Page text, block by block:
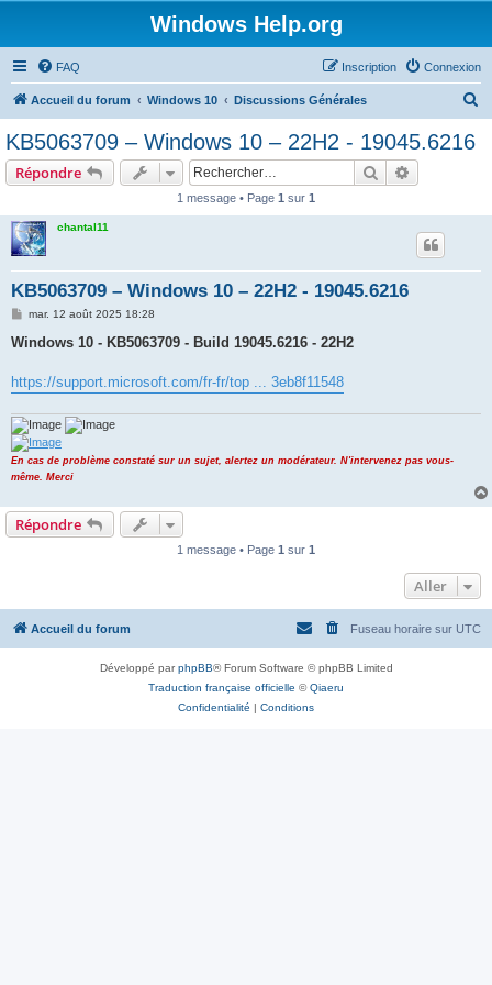
Windows Help.org
FAQ Connexion
Inscription
Accueil du forum Windows 10 Discussions Générales
KB5063709 – Windows 10 – 22H2 - 19045.6216
Répondre Rechercher
1 message • Page 1 sur 1
chantal11
KB5063709 – Windows 10 – 22H2 - 19045.6216
M
s
g
e
mar. 12 août 2025 18:28
Windows 10 - KB5063709 - Build 19045.6216 - 22H2
https://support.microsoft.com/fr-fr/top ... 3eb8f11548
En cas de problème constaté sur un sujet, alertez un modérateur. N'intervenez pas vous-
même. Merci
Répondre
1 message • Page 1 sur 1
Aller
Accueil du forum Fuseau horaire sur UTC
Développé parphpBB® Forum Software © phpBB Limited
Traduction française officielle ©Qiaeru
Confidentialité | Conditions